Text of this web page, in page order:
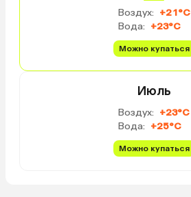
Воздух: +21°C
Вода: +23°C
Можно купаться
Июль
Воздух: +23°C
Вода: +25°C
Можно купаться